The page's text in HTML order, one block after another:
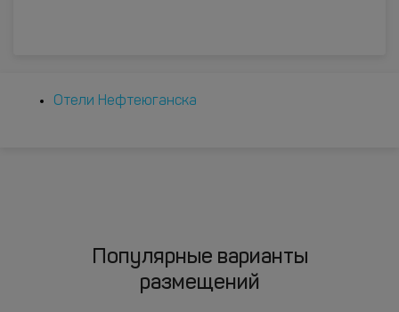
Отели Нефтеюганска
Популярные варианты
размещений